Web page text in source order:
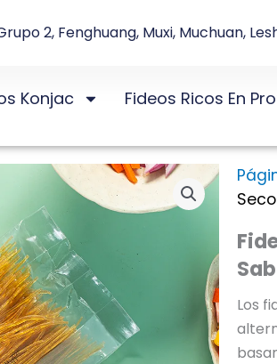
2, Fenghuang, Muxi, Muchuan,
Konjac Fideos Ricos En
Los